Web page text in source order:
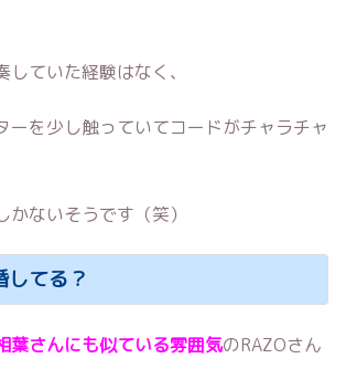
ていた経験はなく、
ーを少し触っていてコードがチャラチャ
かないそうです（笑）
してる？
葉さんにも似ている雰囲気のRAZOさん